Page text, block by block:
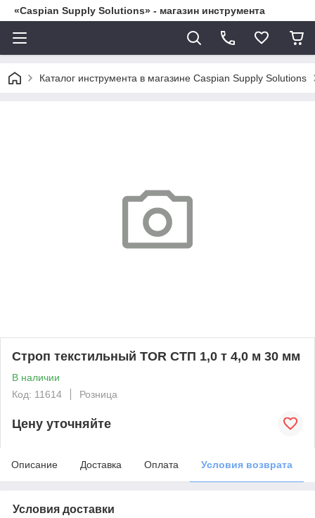
«Caspian Supply Solutions» - магазин инструмента
Каталог инструмента в магазине Caspian Supply Solutions
Строп текстильный TOR СТП 1,0 т 4,0 м 30 мм
В наличии
Код: 11614
Розница
Цену уточняйте
Описание Доставка Оплата Условия возврата
Условия доставки